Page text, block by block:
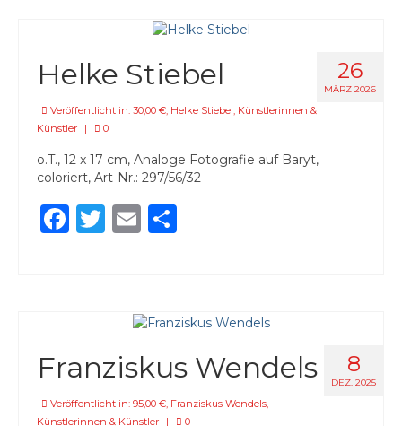
26
MÄRZ 2026
Helke Stiebel
Veröffentlicht in: 30,00 €, Helke Stiebel, Künstlerinnen &
Künstler
| 0
o.T., 12 x 17 cm, Analoge Fotografie auf Baryt,
coloriert, Art-Nr.: 297/56/32
Facebook
Twitter
Email
8
DEZ. 2025
Franziskus Wendels
Veröffentlicht in: 95,00 €, Franziskus Wendels,
Künstlerinnen & Künstler
| 0